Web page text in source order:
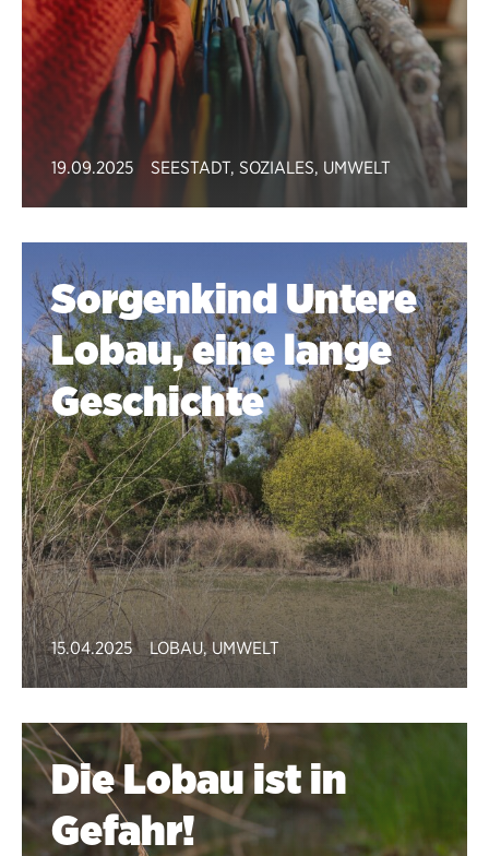
19.09.2025 SEESTADT, SOZIALES, UMWELT
Sorgenkind Untere
Lobau, eine lange
Geschichte
15.04.2025 LOBAU, UMWELT
Die Lobau ist in
Gefahr!